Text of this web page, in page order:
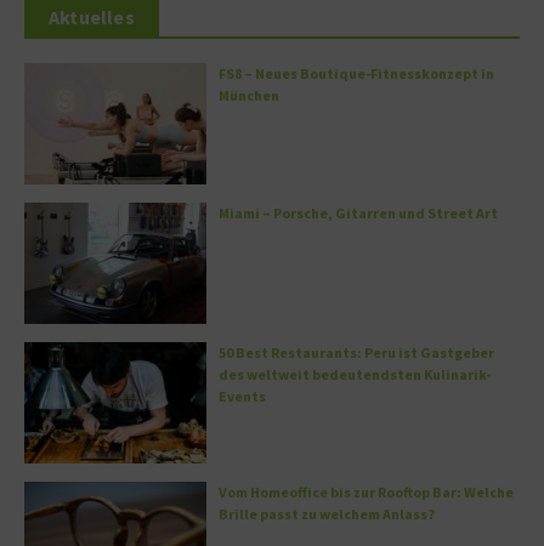
Aktuelles
FS8 – Neues Boutique-Fitnesskonzept in
München
Miami – Porsche, Gitarren und Street Art
50 Best Restaurants: Peru ist Gastgeber
des weltweit bedeutendsten Kulinarik-
Events
Vom Homeoffice bis zur Rooftop Bar: Welche
Brille passt zu welchem Anlass?